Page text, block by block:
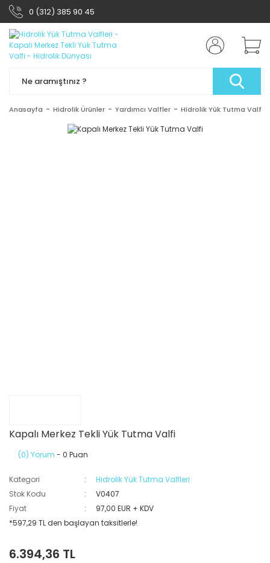
0 (312) 385 90 45
Anasayfa Hidrolik Ürünler Yardımcı Valfler Hidrolik Yük Tutma
Kapalı Merkez Tekli Yük Tutma Valfi
(0) Yorum - 0 Puan
Kategori
Hidrolik Yük Tutma Valfleri
Stok Kodu
V0407
Fiyat
97,00 EUR + KDV
*597,29 TL den başlayan taksitlerle!
6.394,36 TL